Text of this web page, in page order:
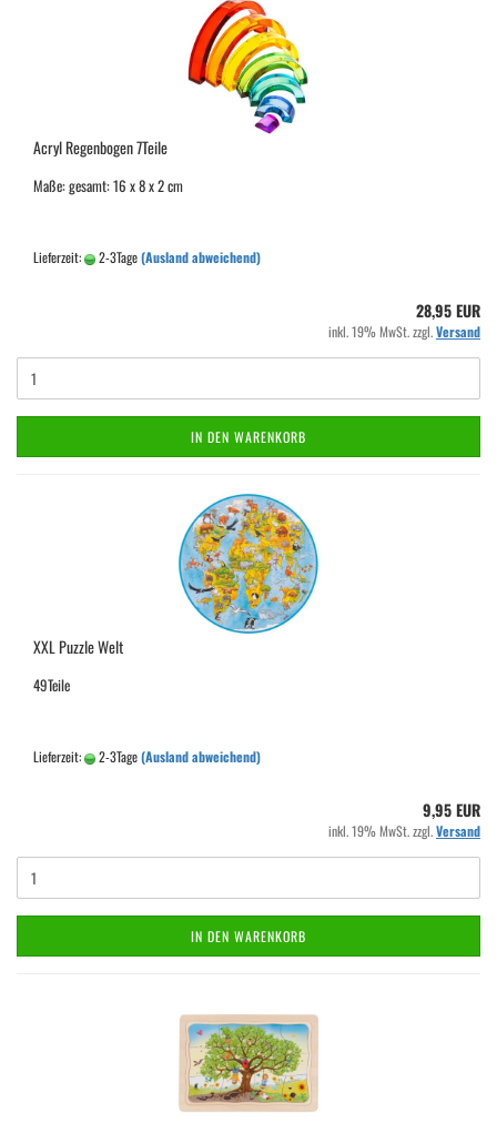
Acryl Regenbogen 7Teile
Maße: gesamt: 16 x 8 x 2 cm
Lieferzeit: 2-3Tage(Ausland abweichend)
28,95 EUR
inkl. 19% MwSt. zzgl.Versand
IN DEN WARENKORB
XXL Puzzle Welt
49Teile
Lieferzeit: 2-3Tage(Ausland abweichend)
9,95 EUR
inkl. 19% MwSt. zzgl.Versand
IN DEN WARENKORB